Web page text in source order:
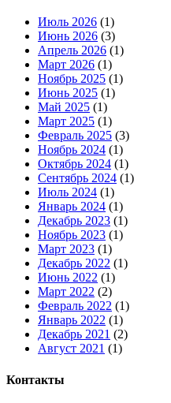
Июль 2026 (1)
Июнь 2026 (3)
Апрель 2026 (1)
Март 2026 (1)
Ноябрь 2025 (1)
Июнь 2025 (1)
Май 2025 (1)
Март 2025 (1)
Февраль 2025 (3)
Ноябрь 2024 (1)
Октябрь 2024 (1)
Сентябрь 2024 (1)
Июль 2024 (1)
Январь 2024 (1)
Декабрь 2023 (1)
Ноябрь 2023 (1)
Март 2023 (1)
Декабрь 2022 (1)
Июнь 2022 (1)
Март 2022 (2)
Февраль 2022 (1)
Январь 2022 (1)
Декабрь 2021 (2)
Август 2021 (1)
Контакты